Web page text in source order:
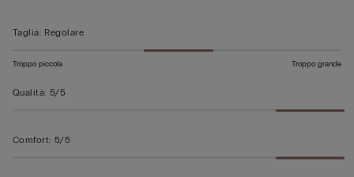
Taglia: Regolare
Troppo piccola Troppo grande
Qualità: 5/5
Comfort: 5/5